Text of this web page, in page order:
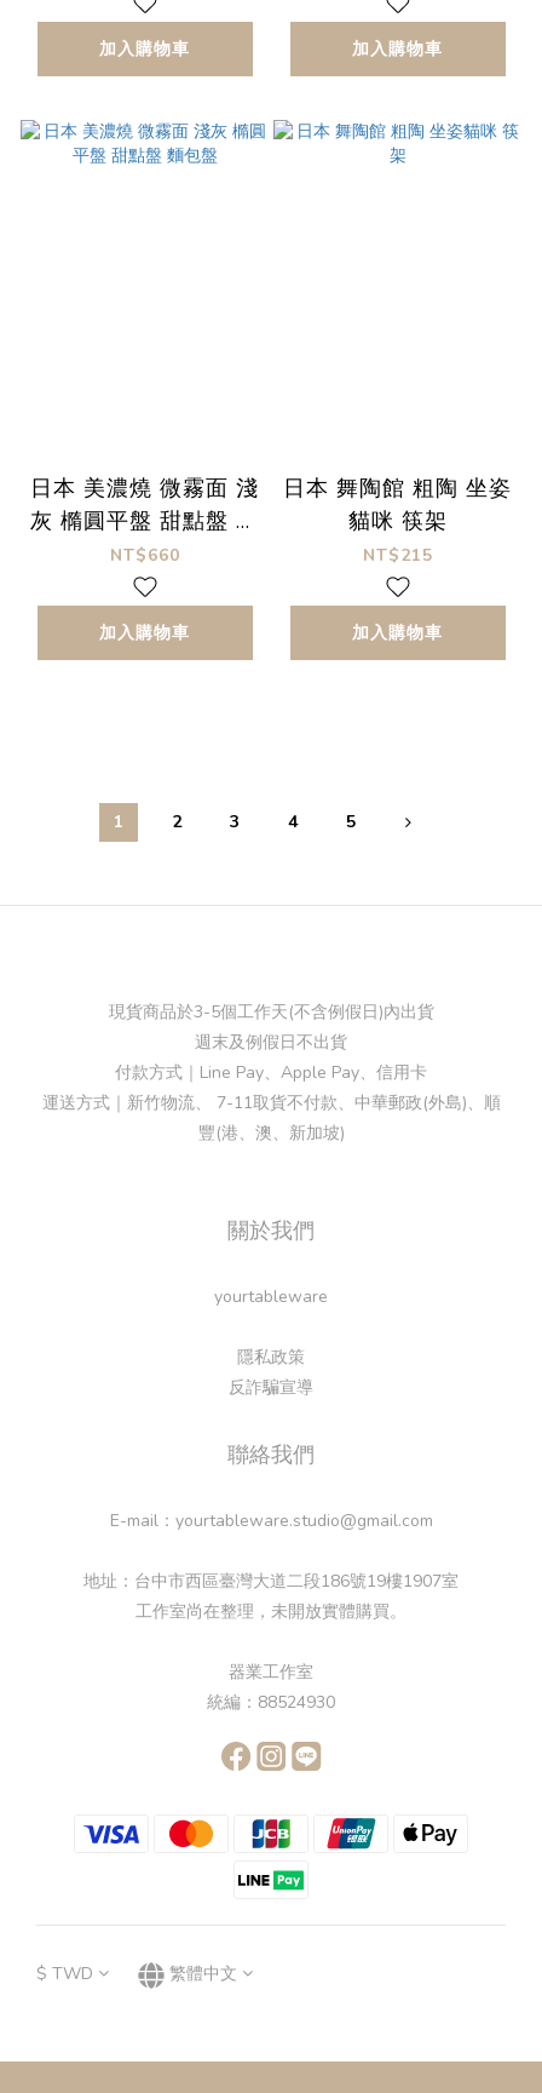
加入購物車 加入購物車
日本 美濃燒 微霧面 淺
灰 橢圓平盤 甜點盤 麵
包盤
NT$660
加入購物車
日本 舞陶館 粗陶 坐姿
貓咪 筷架
NT$215
加入購物車
1 2 3 4 5
現貨商品於3-5個工作天(不含例假日)內出貨
週末及例假日不出貨
付款方式｜Line Pay、Apple Pay、信用卡
運送方式｜新竹物流、 7-11取貨不付款、中華郵政(外島)、順
豐(港、澳、新加坡)
關於我們
yourtableware
隱私政策
反詐騙宣導
聯絡我們
E-mail：yourtableware.studio@gmail.com
地址：台中市西區臺灣大道二段186號19樓1907室
工作室尚在整理，未開放實體購買。
器業工作室
統編：88524930
$ TWD 繁體中文